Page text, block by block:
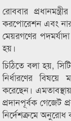
রোববার
করপোরেশন এবং
মেয়রগণের
হয়।
চিঠিতে বলা হয়,
নির্ধারণের বিষয়ে
করেছেন।
প্রদানপূর্বক গেজেট
নির্দেশক্রমে অনুরোধ